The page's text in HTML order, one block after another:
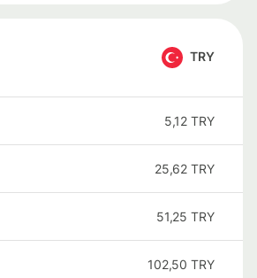
TRY
5,12 TRY
25,62 TRY
51,25 TRY
102,50 TRY